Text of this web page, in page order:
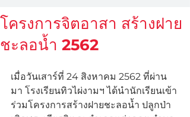
โครงการจิตอาสา สร้างฝาย
ชะลอน้ำ 2562
เมื่อวันเสาร์ที่ 24 สิงหาคม 2562 ที่ผ่าน
มา โรงเรียนทิวไผ่งามฯ ได้นำนักเรียนเข้า
ร่วมโครงการสร้างฝายชะลอน้ำ ปลูกป่า